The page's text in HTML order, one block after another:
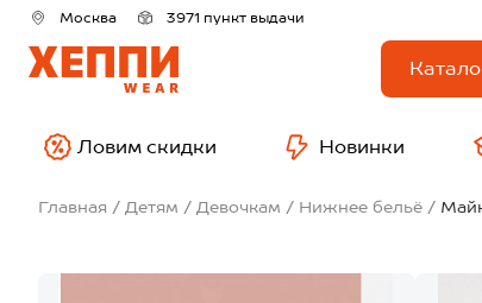
Москва 3971 пункт выдачи
Ловим скидки Новинки
Главная Детям Девочкам Нижнее бельё